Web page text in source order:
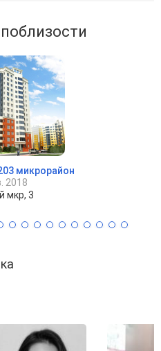
микрорайон
2018
мкр, 3